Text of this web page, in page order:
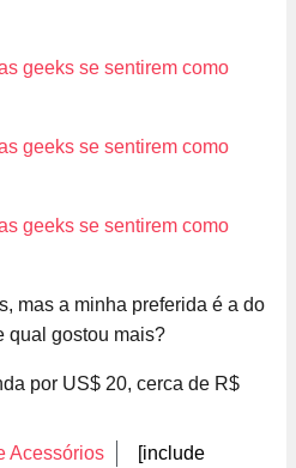
mas a minha preferida é a do
qual gostou mais?
por US$ 20, cerca de R$
Acessórios
[include